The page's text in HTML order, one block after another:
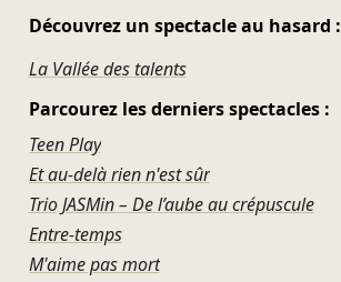
Découvrez un spectacle au hasard :
La Vallée des talents
Parcourez les derniers spectacles :
Teen Play
Et au-delà rien n'est sûr
Trio JASMin – De l’aube au crépuscule
Entre-temps
M'aime pas mort